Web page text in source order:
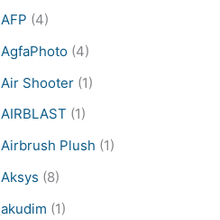
AFP (4)
AgfaPhoto (4)
Air Shooter (1)
AIRBLAST (1)
Airbrush Plush (1)
Aksys (8)
akudim (1)